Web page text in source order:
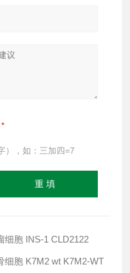
），如：三加四=7
细胞 INS-1 CLD2122
细胞 K7M2 wt K7M2-WT